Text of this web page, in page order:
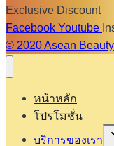
Exclusive Discount
Facebook Youtube
© 2020 Asean
หน้าหลัก
โปรโมชั่น
บริการของเรา